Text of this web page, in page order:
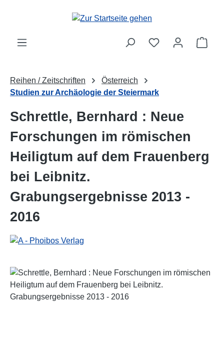
Zum Hauptinhalt springen
Reihen / Zeitschriften
Österreich
Studien zur Archäologie der Steiermark
Schrettle, Bernhard : Neue
Forschungen im römischen
Heiligtum auf dem Frauenberg
bei Leibnitz.
Grabungsergebnisse 2013 -
2016
Bildergalerie überspringen